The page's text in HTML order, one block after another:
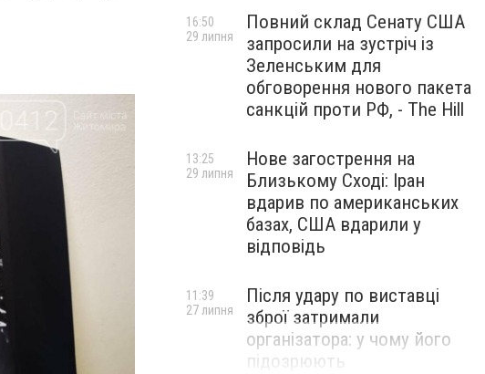
Повний склад Сенату США
запросили на зустріч із
Зеленським для
обговорення нового пакета
санкцій проти РФ, - The Hill
16:50
29 липня
Нове загострення на
Близькому Сході: Іран
вдарив по американських
базах, США вдарили у
відповідь
13:25
29 липня
Після удару по виставці
зброї затримали
організатора: у чому його
підозрюють
11:39
27 липня